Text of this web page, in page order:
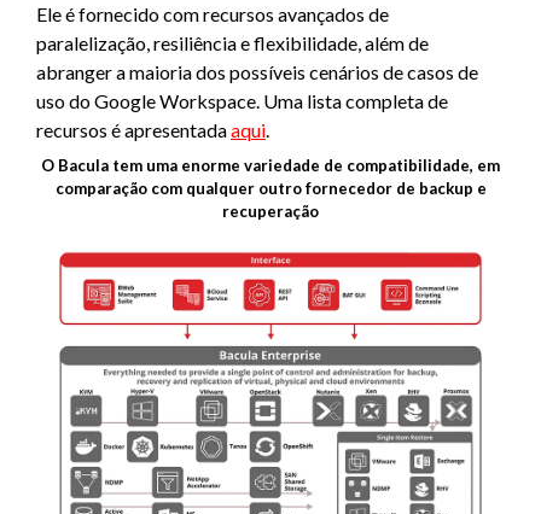
Ele é fornecido com recursos avançados de
paralelização, resiliência e flexibilidade, além de
abranger a maioria dos possíveis cenários de casos de
uso do Google Workspace. Uma lista completa de
recursos é apresentadaaqui.
O Bacula tem uma enorme variedade de compatibilidade, em
comparação com qualquer outro fornecedor de backup e
recuperação